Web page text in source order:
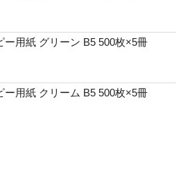
ー用紙 グリーン B5 500枚×5冊
ー用紙 クリーム B5 500枚×5冊